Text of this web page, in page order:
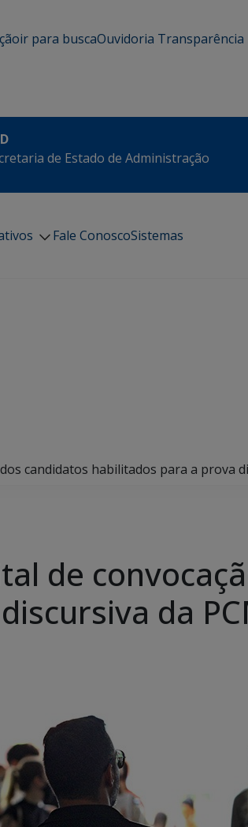
ir para buscaOuvidoria Transparência
de Estado de Administração
Fale ConoscoSistemas
candidatos habilitados para a prova
de
da